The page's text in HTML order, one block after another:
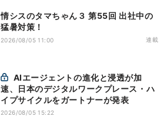
情シスのタマちゃん３ 第55回 出社中の
猛暑対策！
2026/08/05 11:00 連載
速、日本のデジタルワークプレース・ハ
イプサイクルをガートナーが発表
2026/08/05 15:22